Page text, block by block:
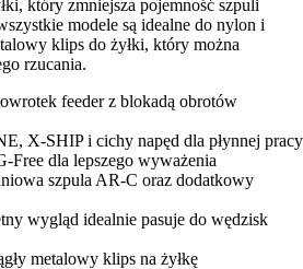
który zmniejsza pojemność szpuli
modele są idealne do nylon i
klips do żyłki, który można
rzucania.
feeder z blokadą obrotów
X-SHIP i cichy napęd dla płynnej pracy
Free dla lepszego wyważenia
szpula AR-C oraz dodatkowy
wygląd idealnie pasuje do wędzisk
metalowy klips na żyłkę